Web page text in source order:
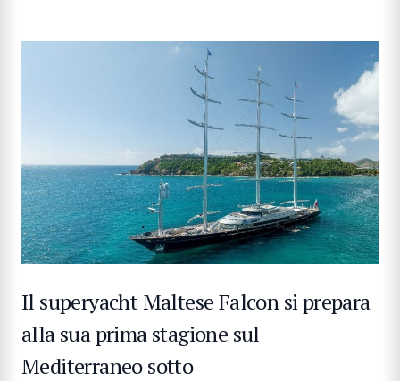
Il superyacht Maltese Falcon si prepara
alla sua prima stagione sul
Mediterraneo sotto